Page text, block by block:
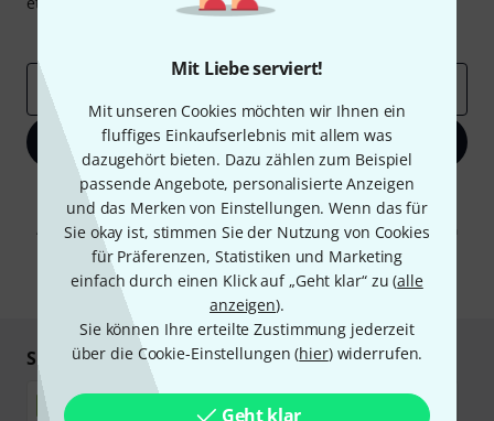
Mit Liebe serviert!
Mit unseren Cookies möchten wir Ihnen ein
fluffiges Einkaufserlebnis mit allem was
dazugehört bieten. Dazu zählen zum Beispiel
passende Angebote, personalisierte Anzeigen
und das Merken von Einstellungen. Wenn das für
Sie okay ist, stimmen Sie der Nutzung von Cookies
für Präferenzen, Statistiken und Marketing
einfach durch einen Klick auf „Geht klar“ zu (alle
anzeigen).
Sie können Ihre erteilte Zustimmung jederzeit
über die Cookie-Einstellungen (hier) widerrufen.
Geht klar
E-Mail-Adresse
Jetzt anmelden
Mit Klick auf „Jetzt anmelden“ stimmen Sie dem Erhalt von E-Mail-
Werbung und einer Messung des E-Mail-Nutzungsverhaltens zu. Die
Abmeldung ist jederzeit möglich. Weitere Informationen finden Sie in
Datenschutzhinweisen
* Pflichtfeld
Sicher einkaufen & bezahlen